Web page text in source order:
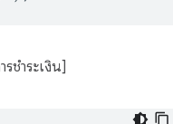
ชำระเงิน]